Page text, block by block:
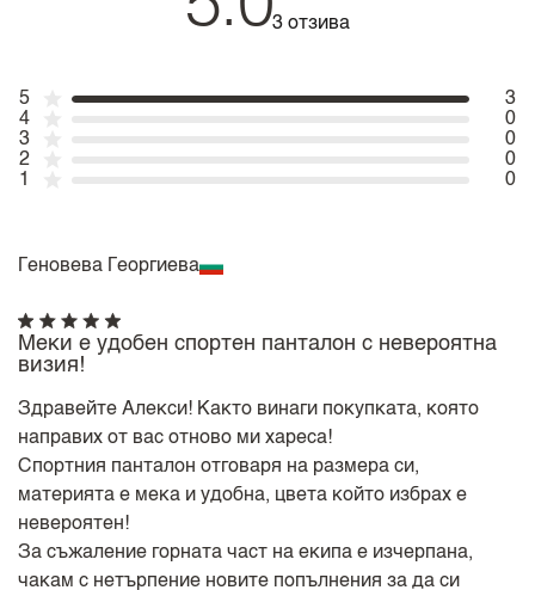
3 отзива
5
3
4
0
3
0
2
0
1
0
Геновева Георгиева
Меки е удобен спортен панталон с невероятна
визия!
Здравейте Алекси! Както винаги покупката, която
направих от вас отново ми хареса!
Спортния панталон отговаря на размера си,
материята е мека и удобна, цвета който избрах е
невероятен!
За съжаление горната част на екипа е изчерпана,
чакам с нетърпение новите попълнения за да си